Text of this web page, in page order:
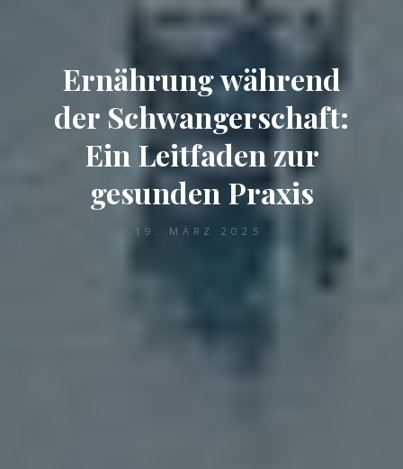
Ernährung während
der Schwangerschaft:
Ein Leitfaden zur
gesunden Praxis
19. MÄRZ 2025